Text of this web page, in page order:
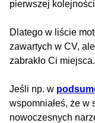
pierwszej
Dlatego w liście
zawartych w CV,
zabrakło Ci miejsca.
Jeśli np. w
wspomniałeś, że w
nowoczesnych